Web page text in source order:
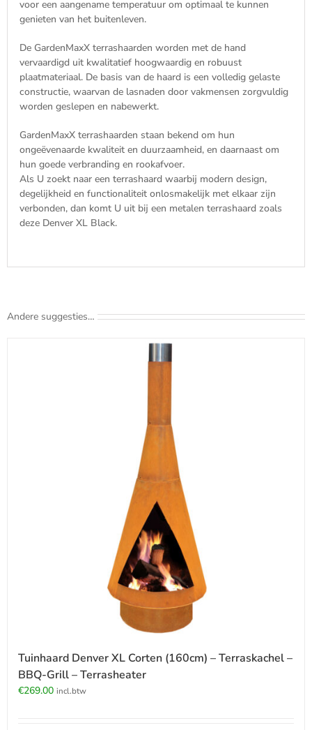
voor een aangename temperatuur om optimaal te kunnen
genieten van het buitenleven.
De GardenMaxX terrashaarden worden met de hand
vervaardigd uit kwalitatief hoogwaardig en robuust
plaatmateriaal. De basis van de haard is een volledig gelaste
constructie, waarvan de lasnaden door vakmensen zorgvuldig
worden geslepen en nabewerkt.
GardenMaxX terrashaarden staan bekend om hun
ongeëvenaarde kwaliteit en duurzaamheid, en daarnaast om
hun goede verbranding en rookafvoer.
Als U zoekt naar een terrashaard waarbij modern design,
degelijkheid en functionaliteit onlosmakelijk met elkaar zijn
verbonden, dan komt U uit bij een metalen terrashaard zoals
deze Denver XL Black.
Andere suggesties…
Tuinhaard Denver XL Corten (160cm) – Terraskachel –
BBQ-Grill – Terrasheater
€269.00 incl.btw